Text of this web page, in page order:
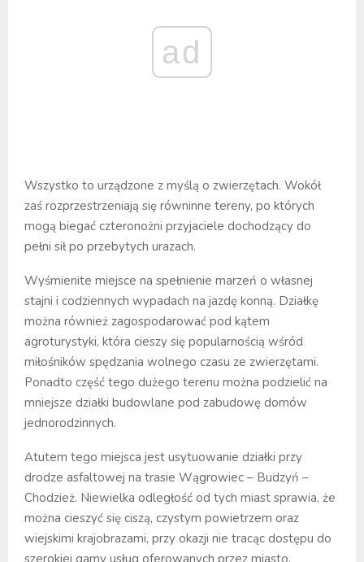
ad
Wszystko to urządzone z myślą o zwierzętach. Wokół
zaś rozprzestrzeniają się równinne tereny, po których
mogą biegać czteronożni przyjaciele dochodzący do
pełni sił po przebytych urazach.
Wyśmienite miejsce na spełnienie marzeń o własnej
stajni i codziennych wypadach na jazdę konną. Działkę
można również zagospodarować pod kątem
agroturystyki, która cieszy się popularnością wśród
miłośników spędzania wolnego czasu ze zwierzętami.
Ponadto część tego dużego terenu można podzielić na
mniejsze działki budowlane pod zabudowę domów
jednorodzinnych.
Atutem tego miejsca jest usytuowanie działki przy
drodze asfaltowej na trasie Wągrowiec – Budzyń –
Chodzież. Niewielka odległość od tych miast sprawia, że
można cieszyć się ciszą, czystym powietrzem oraz
wiejskimi krajobrazami, przy okazji nie tracąc dostępu do